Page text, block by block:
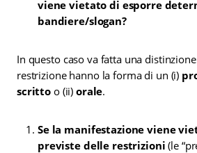
viene vietato di esporre
bandiere/slogan?
In questo caso va fatta una
restrizione hanno la forma di un (i)
scritto o (ii) orale.
Se la manifestazione viene
previste delle restrizioni (le